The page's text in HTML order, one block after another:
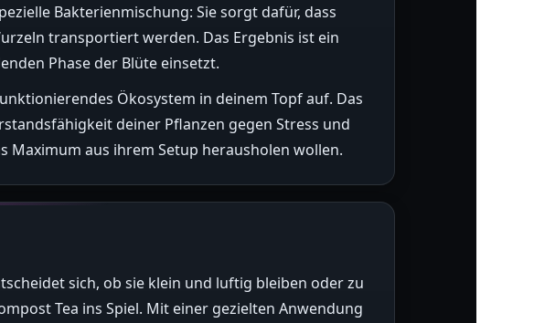
Bakterienmischung: Sie sorgt dafür, dass
transportiert werden. Das Ergebnis ist ein
Phase der Blüte einsetzt.
Ökosystem in deinem Topf auf. Das
deiner Pflanzen gegen Stress und
Maximum aus ihrem Setup herausholen wollen.
sich, ob sie klein und luftig bleiben oder zu
Tea ins Spiel. Mit einer gezielten Anwendung